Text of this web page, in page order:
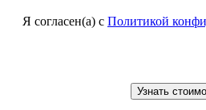
Я согласен(а) с Политикой